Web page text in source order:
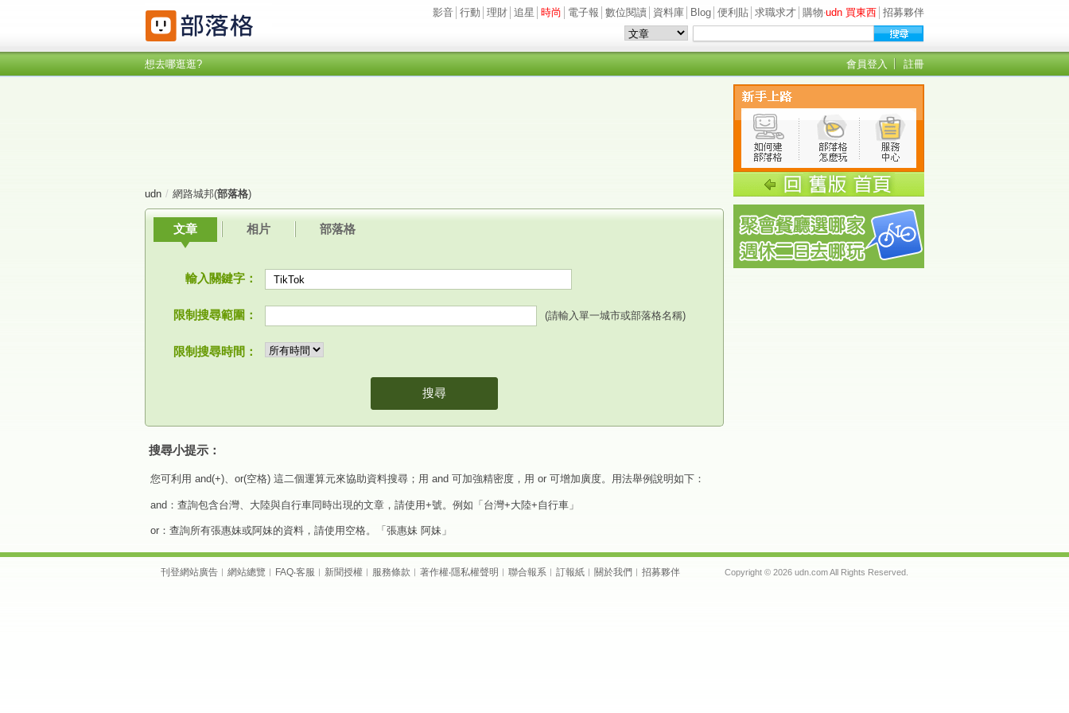
影音 行動 理財 追星 時尚 電子報 數位閱讀 資料庫 Blog 便利貼 求職求才 購物‧udn 買東西 招募夥伴
想去哪逛逛? 會員登入 註冊
udn / 網路城邦(部落格)
文章 相片 部落格
輸入關鍵字：
限制搜尋範圍： (請輸入單一城市或部落格名稱)
限制搜尋時間：
搜尋
搜尋小提示：
您可利用 and(+)、or(空格) 這二個運算元來協助資料搜尋；用 and 可加強精密度，用 or 可增加廣度。用法舉例說明如下：
and：查詢包含台灣、大陸與自行車同時出現的文章，請使用+號。例如「台灣+大陸+自行車」
or：查詢所有張惠妹或阿妹的資料，請使用空格。「張惠妹 阿妹」
刊登網站廣告 ︱ 網站總覽 ︱ FAQ‧客服 ︱ 新聞授權 ︱ 服務條款 ︱ 著作權‧隱私權聲明 ︱ 聯合報系 ︱ 訂報紙 ︱ 關於我們 ︱ 招募夥伴 Copyright © 2026 udn.com All Rights Reserved.